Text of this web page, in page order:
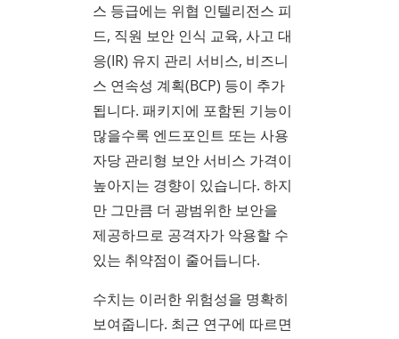
스 등급에는 위협 인텔리전스 피
드, 직원 보안 인식 교육, 사고 대
응(IR) 유지 관리 서비스, 비즈니
스 연속성 계획(BCP) 등이 추가
됩니다. 패키지에 포함된 기능이
많을수록 엔드포인트 또는 사용
자당 관리형 보안 서비스 가격이
높아지는 경향이 있습니다. 하지
만 그만큼 더 광범위한 보안을
제공하므로 공격자가 악용할 수
있는 취약점이 줄어듭니다.
수치는 이러한 위험성을 명확히
보여줍니다. 최근 연구에 따르면